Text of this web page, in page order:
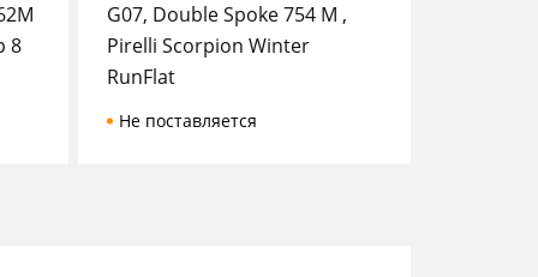
8
G07, Double Spoke 754 M ,
Pirelli Scorpion Winter
RunFlat
Не поставляется